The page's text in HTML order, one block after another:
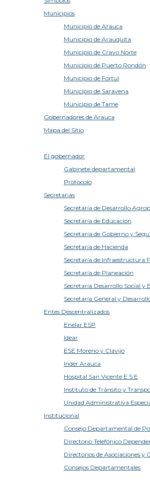
Municipios
Municipio de Arauca
Municipio de Arauquita
Municipio de Cravo Norte
Municipio de Puerto Rondón
Municipio de Fortul
Municipio de Saravena
Municipio de Tame
Gobernadores de Arauca
Mapa del Sitio
El gobernador
Gabinete departamental
Protocolo
Secretarias
Secretaría de Desarrollo
Secretaría de Educación
Secretaría de Gobierno y
Secretaría de Hacienda
Secretaría de Infraestructura
Secretaría de Planeación
Secretaría Desarrollo Social y
Secretaría General y
Entes Descentralizados
Enelar ESP
Idear
ESE Moreno y Clavijo
Inder Arauca
Hospital San Vicente E.S.E
Instituto de Tránsito y
Unidad Administrativa
Institucional
Consejo Departamental de
Directorio Telefónico
Directorios de Asociaciones y
Consejos Departamentales